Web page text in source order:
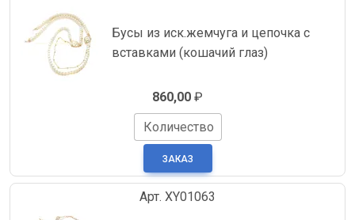
Бусы из иск.жемчуга и цепочка с
вставками (кошачий глаз)
860,00 ₽
Количество
Арт. XY01063